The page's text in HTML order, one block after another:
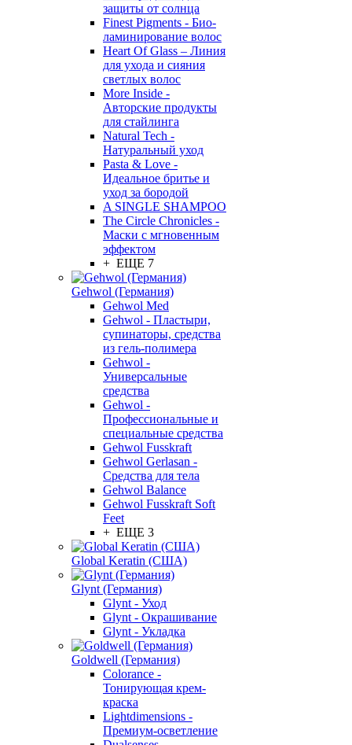
защиты от солнца
Finest Pigments - Био-
ламинирование волос
Heart Of Glass – Линия
для ухода и сияния
светлых волос
More Inside -
Авторские продукты
для стайлинга
Natural Tech -
Натуральный уход
Pasta & Love -
Идеальное бритье и
уход за бородой
A SINGLE SHAMPOO
The Circle Chronicles -
Маски с мгновенным
эффектом
+ ЕЩЕ 7
Gehwol (Германия)
Gehwol Med
Gehwol - Пластыри,
супинаторы, средства
из гель-полимера
Gehwol -
Универсальные
средства
Gehwol -
Профессиональные и
специальные средства
Gehwol Fusskraft
Gehwol Gerlasan -
Средства для тела
Gehwol Balance
Gehwol Fusskraft Soft
Feet
+ ЕЩЕ 3
Global Keratin (США)
Glynt (Германия)
Glynt - Уход
Glynt - Окрашивание
Glynt - Укладка
Goldwell (Германия)
Colorance -
Тонирующая крем-
краска
Lightdimensions -
Премиум-осветление